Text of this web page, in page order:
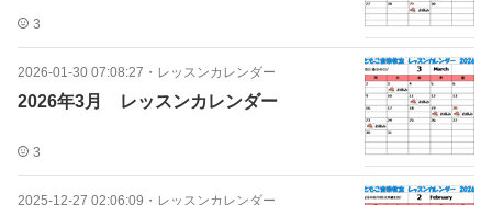
3
2026-01-30 07:08:27 ・ レッスンカレンダー
2026年3月 レッスンカレンダー
3
2025-12-27 02:06:09 ・ レッスンカレンダー